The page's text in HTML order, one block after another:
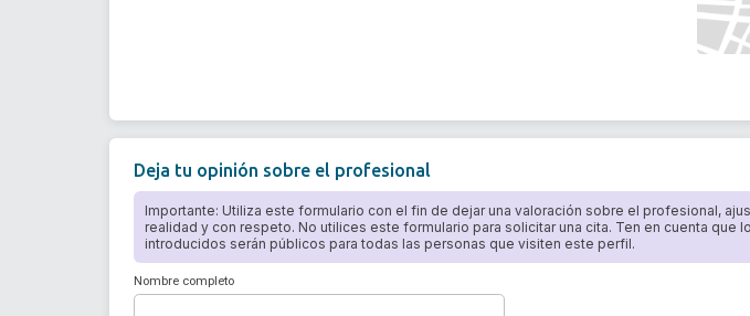
Deja tu opinión sobre el profesional
Importante: Utiliza este formulario con el fin de dejar una valoración sobre el profesional,
realidad y con respeto. No utilices este formulario para solicitar una cita. Ten en cuenta que
introducidos serán públicos para todas las personas que visiten este perfil.
Nombre completo